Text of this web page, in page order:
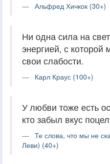
Альфред Хичкок (30+)
Ни одна сила на
энергией, с
свои слабости.
Карл Краус (100+)
У любви тоже есть
кто забыл вкус
Те слова, что мы не
Леви) (40+)